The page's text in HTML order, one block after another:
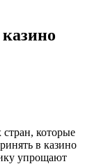
стран, которые
в казино
упрощают